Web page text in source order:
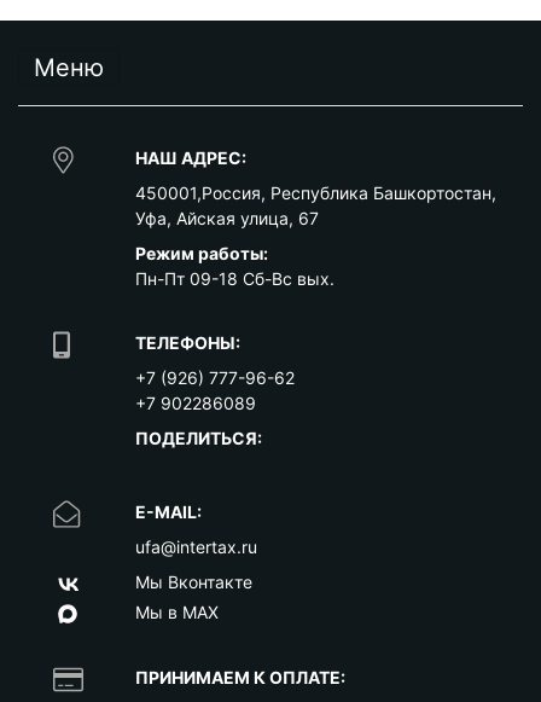
Меню
НАШ АДРЕС:
450001,Россия, Республика Башкортостан,
Уфа, Айская улица, 67
Режим работы:
Пн-Пт 09-18 Сб-Вс вых.
ТЕЛЕФОНЫ:
+7 (926) 777-96-62
+7 902286089
ПОДЕЛИТЬСЯ:
E-MAIL:
ufa@intertax.ru
Мы Вконтакте
Мы в MAX
ПРИНИМАЕМ К ОПЛАТЕ: